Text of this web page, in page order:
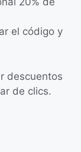
el código y
descuentos
de clics.